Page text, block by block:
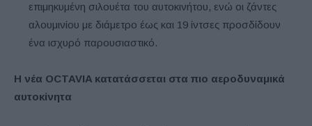
επιμηκυμένη σιλουέτα του αυτοκινήτου, ενώ οι ζάντες
αλουμινίου με διάμετρο έως και 19 ίντσες προσδίδουν
ένα ισχυρό παρουσιαστικό.
Η νέα OCTAVIA κατατάσσεται στα πιο αεροδυναμικά
αυτοκίνητα